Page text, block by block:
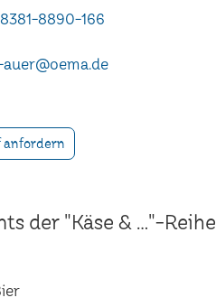
8890-166
anfordern
der "Käse & ..."-Reihe